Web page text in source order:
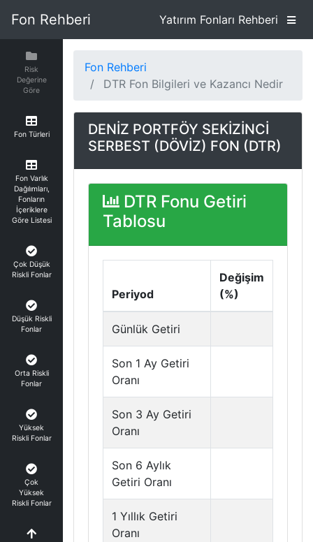
Fon Rehberi Yatırım Fonları Rehberi
Risk
Değerine
Göre
Fon Türleri
Fon Varlık
Dağılımları,
Fonların
İçeriklere
Göre Listesi
Çok Düşük
Riskli Fonlar
Düşük Riskli
Fonlar
Orta Riskli
Fonlar
Yüksek
Riskli Fonlar
Çok
Yüksek
Riskli Fonlar
Fon Rehberi
DTR Fon Bilgileri ve Kazancı Nedir
DENİZ PORTFÖY SEKİZİNCİ
SERBEST (DÖVİZ) FON (DTR)
DTR Fonu Getiri
Tablosu
Periyod
Değişim
(%)
Günlük Getiri
Son 1 Ay Getiri
Oranı
Son 3 Ay Getiri
Oranı
Son 6 Aylık
Getiri Oranı
1 Yıllık Getiri
Oranı